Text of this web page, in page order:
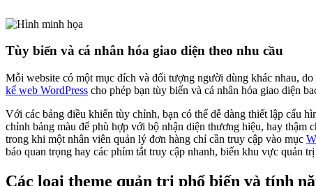
Tùy biến và cá nhân hóa giao diện theo nhu cầu
Mỗi website có một mục đích và đối tượng người dùng khác nhau,
kế web WordPress cho phép bạn tùy biến và cá nhân hóa giao diện
Với các bảng điều khiển tùy chỉnh, bạn có thể dễ dàng thiết lập cấu
chỉnh bảng màu để phù hợp với bộ nhận diện thương hiệu, hay
trong khi một nhân viên quản lý đơn hàng chỉ cần truy cập vào mục
báo quan trọng hay các phím tắt truy cập nhanh, biến khu vực quản
Các loại theme quản trị phổ biến và tính